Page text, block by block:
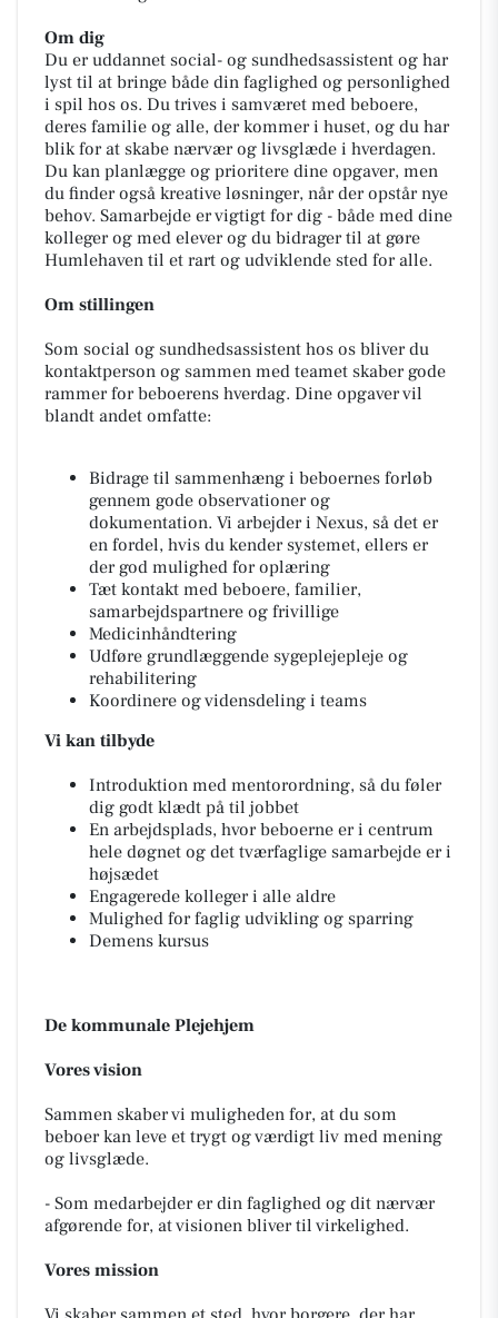
Om dig
Du er uddannet social- og sundhedsassistent og har
lyst til at bringe både din faglighed og personlighed
i spil hos os. Du trives i samværet med beboere,
deres familie og alle, der kommer i huset, og du har
blik for at skabe nærvær og livsglæde i hverdagen.
Du kan planlægge og prioritere dine opgaver, men
du finder også kreative løsninger, når der opstår nye
behov. Samarbejde er vigtigt for dig - både med dine
kolleger og med elever og du bidrager til at gøre
Humlehaven til et rart og udviklende sted for alle.
Om stillingen
Som social og sundhedsassistent hos os bliver du
kontaktperson og sammen med teamet skaber gode
rammer for beboerens hverdag. Dine opgaver vil
blandt andet omfatte:
Bidrage til sammenhæng i beboernes forløb
gennem gode observationer og
dokumentation. Vi arbejder i Nexus, så det er
en fordel, hvis du kender systemet, ellers er
der god mulighed for oplæring
Tæt kontakt med beboere, familier,
samarbejdspartnere og frivillige
Medicinhåndtering
Udføre grundlæggende sygeplejepleje og
rehabilitering
Koordinere og vidensdeling i teams
Vi kan tilbyde
Introduktion med mentorordning, så du føler
dig godt klædt på til jobbet
En arbejdsplads, hvor beboerne er i centrum
hele døgnet og det tværfaglige samarbejde er i
højsædet
Engagerede kolleger i alle aldre
Mulighed for faglig udvikling og sparring
Demens kursus
De kommunale Plejehjem
Vores vision
Sammen skaber vi muligheden for, at du som
beboer kan leve et trygt og værdigt liv med mening
og livsglæde.
- Som medarbejder er din faglighed og dit nærvær
afgørende for, at visionen bliver til virkelighed.
Vores mission